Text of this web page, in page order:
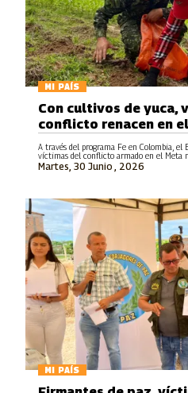
MI PAÍS
Martes, 30 Junio , 2026
Con cultivos de yuca,
conflicto renacen en
A través del programa Fe en Colombia, el
víctimas del conflicto armado en el Meta
MI PAÍS